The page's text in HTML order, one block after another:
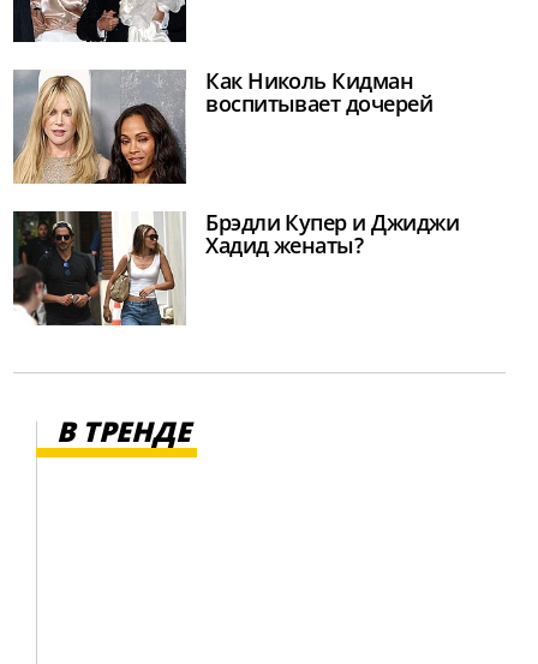
Как Николь Кидман
воспитывает дочерей
Брэдли Купер и Джиджи
Хадид женаты?
В ТРЕНДЕ